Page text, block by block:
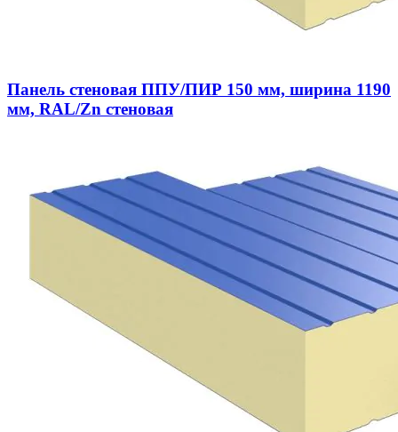
Панель стеновая ППУ/ПИР 150 мм, ширина 1190
мм, RAL/Zn стеновая